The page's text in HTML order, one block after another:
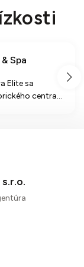
Spa
Elite sa
centra